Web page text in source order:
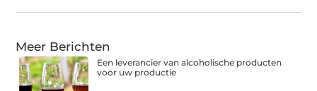
Meer Berichten
Een leverancier van alcoholische producten
voor uw productie